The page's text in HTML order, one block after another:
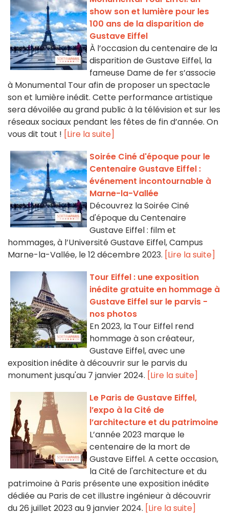
show son et lumière pour les
100 ans de la disparition de
Gustave Eiffel
À l’occasion du centenaire de la
disparition de Gustave Eiffel, la
fameuse Dame de fer s’associe
à Monumental Tour afin de proposer un spectacle
son et lumière inédit. Cette performance artistique
sera dévoilée au grand public à la télévision et sur les
réseaux sociaux pendant les fêtes de fin d’année. On
vous dit tout ! [Lire la suite]
Soirée Ciné d'époque pour le
Centenaire Gustave Eiffel :
événement incontournable à
Marne-la-Vallée
Découvrez la Soirée Ciné
d'époque du Centenaire
Gustave Eiffel : film et
hommages, à l’Université Gustave Eiffel, Campus
Marne-la-Vallée, le 12 décembre 2023. [Lire la suite]
Tour Eiffel : une exposition
inédite gratuite en hommage à
Gustave Eiffel sur le parvis -
nos photos
En 2023, la Tour Eiffel rend
hommage à son créateur,
Gustave Eiffel, avec une
exposition inédite à découvrir sur le parvis du
monument jusqu'au 7 janvier 2024. [Lire la suite]
Le Paris de Gustave Eiffel,
l’expo à la Cité de
l’architecture et du patrimoine
L’année 2023 marque le
centenaire de la mort de
Gustave Eiffel. A cette occasion,
la Cité de l'architecture et du
patrimoine à Paris présente une exposition inédite
dédiée au Paris de cet illustre ingénieur à découvrir
du 26 juillet 2023 au 9 janvier 2024. [Lire la suite]